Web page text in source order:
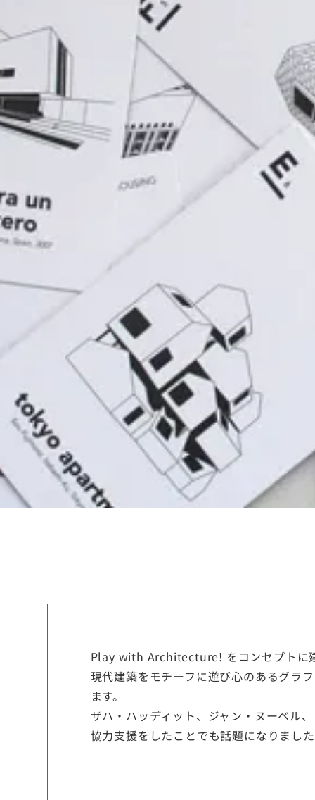
Play with Architecture! をコンセプトに
現代建築をモチーフに遊び心のあるグラ
ます。
ザハ・ハッディット、ジャン・ヌーベル
協力支援をしたことでも話題になりまし